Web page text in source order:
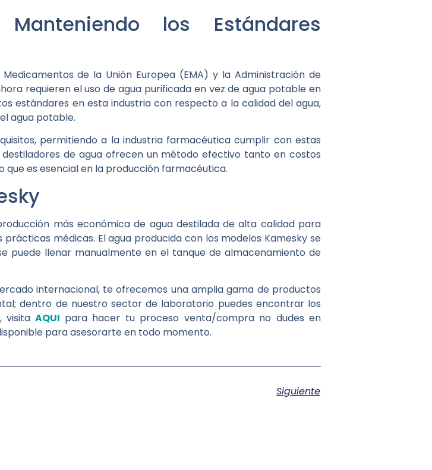
los Estándares
de la Unión Europea (EMA) y la Administración de
requieren el uso de agua purificada en vez de agua potable en
estándares en esta industria con respecto a la calidad del agua,
agua potable.
permitiendo a la industria farmacéutica cumplir con estas
de agua ofrecen un método efectivo tanto en costos
es esencial en la producción farmacéutica.
más económica de agua destilada de alta calidad para
médicas. El agua producida con los modelos Kamesky se
puede llenar manualmente en el tanque de almacenamiento de
internacional, te ofrecemos una amplia gama de productos
dentro de nuestro sector de laboratorio puedes encontrar los
visitaAQUI para hacer tu proceso venta/compra no dudes en
para asesorarte en todo momento.
Siguiente